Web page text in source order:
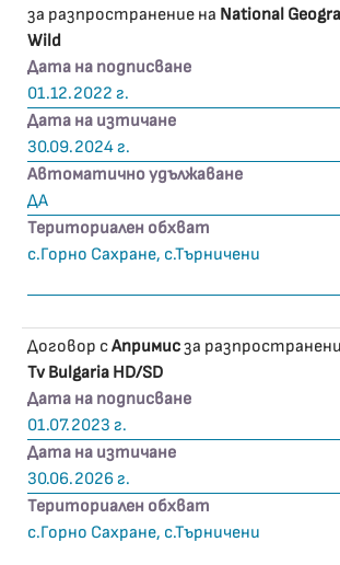
за разпространение на National
Wild
Дата на подписване
01.12.2022 г.
Дата на изтичане
30.09.2024 г.
Автоматично удължаване
ДА
Териториален обхват
с.Горно Сахране, с.Търничени
Договор сАпримисза
Tv Bulgaria HD/SD
Дата на подписване
01.07.2023 г.
Дата на изтичане
30.06.2026 г.
Териториален обхват
с.Горно Сахране, с.Търничени